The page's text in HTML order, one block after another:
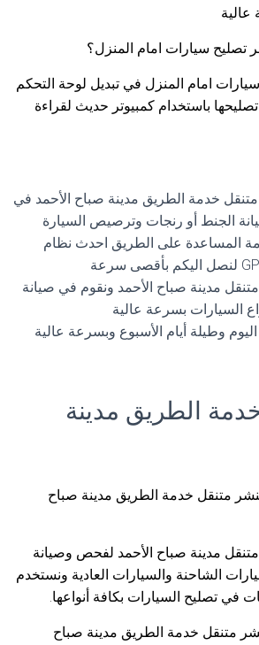
تصليح سيارات امام المنزل؟
امام المنزل في تبديل لوحة التحكم
تصليحها باستخدام كمبيوتر حديث لقراءة
خدمة الطريق مدينة صباح الأحمد في
الجنط أو رنجات وترصيص السيارة
المساعدة على الطريق احدث نظام
مدينة صباح الأحمد ونقوم في صيانة
السيارات بسرعة عالية
وطيلة أيام الأسبوع وبسرعة عالية
الطريق مدينة
متنقل خدمة الطريق مدينة صباح
مدينة صباح الأحمد لفحص وصيانة
الشاحنة والسيارات العادية ونستخدم
في تصليح السيارات بكافة أنواعها.
متنقل خدمة الطريق مدينة صباح